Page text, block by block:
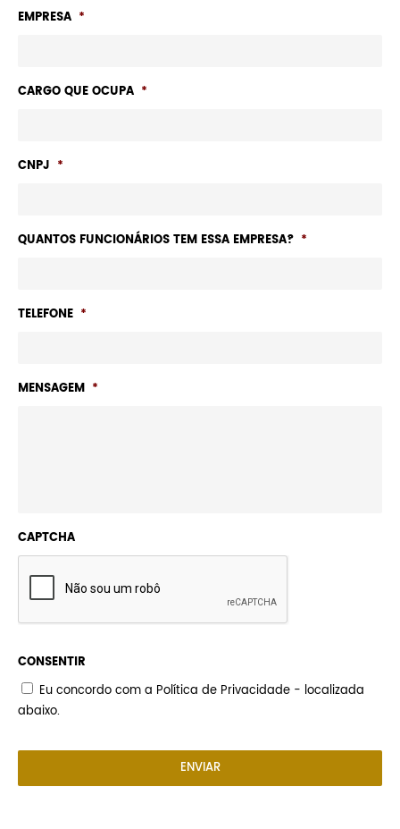
EMPRESA *
CARGO QUE OCUPA *
CNPJ *
QUANTOS FUNCIONÁRIOS TEM ESSA EMPRESA? *
TELEFONE *
MENSAGEM *
CAPTCHA
CONSENTIR
Eu concordo com a Política de Privacidade - localizada
abaixo.